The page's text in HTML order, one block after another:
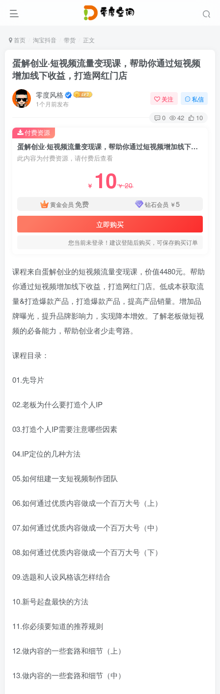
首页 淘宝抖音 带货 正文
蛋解创业·短视频流量变现课，帮助你通过短视频
增加线下收益，打造网红门店
零度风格
1个月前发布
关注 私信
0 42 10
蛋解创业·短视频流量变现课，帮助你通过短视频增加线下收益，打造网红门店
此内容为付费资源，请付费后查看
￥ 10￥20
黄金会员 免费 钻石会员 ￥5
立即购买
您当前未登录！建议登陆后购买，可保存购买订单
付费资源
课程来自蛋解创业的短视频流量变现课，价值4480元。帮助
你通过短视频增加线下收益，打造网红门店。低成本获取流
量&打造爆款产品，打造爆款产品，提高产品销量。增加品
牌曝光，提升品牌影响力，实现降本增效。了解老板做短视
频的必备能力，帮助创业者少走弯路。
课程目录：
01.先导片
02.老板为什么要打造个人IP
03.打造个人IP需要注意哪些因素
04.IP定位的几种方法
05.如何组建一支短视频制作团队
06.如何通过优质内容做成一个百万大号（上）
07.如何通过优质内容做成一个百万大号（中）
08.如何通过优质内容做成一个百万大号（下）
09.选题和人设风格该怎样结合
10.新号起盘最快的方法
11.你必须要知道的推荐规则
12.做内容的一些套路和细节（上）
13.做内容的一些套路和细节（中）